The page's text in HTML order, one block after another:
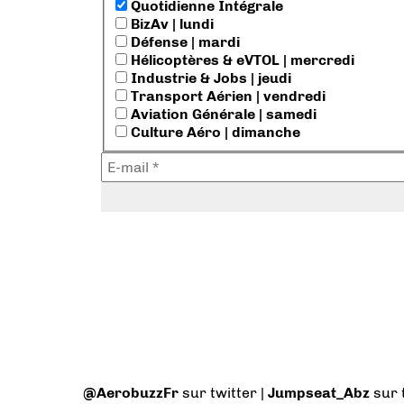
Quotidienne Intégrale
BizAv | lundi
Défense | mardi
Hélicoptères & eVTOL | mercredi
Industrie & Jobs | jeudi
Transport Aérien | vendredi
Aviation Générale | samedi
Culture Aéro | dimanche
@AerobuzzFr sur twitter | Jumpseat_Abz sur